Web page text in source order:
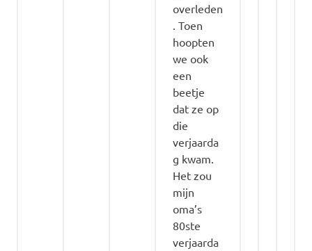
overleden
. Toen
hoopten
we ook
een
beetje
dat ze op
die
verjaarda
g kwam.
Het zou
mijn
oma’s
80ste
verjaarda